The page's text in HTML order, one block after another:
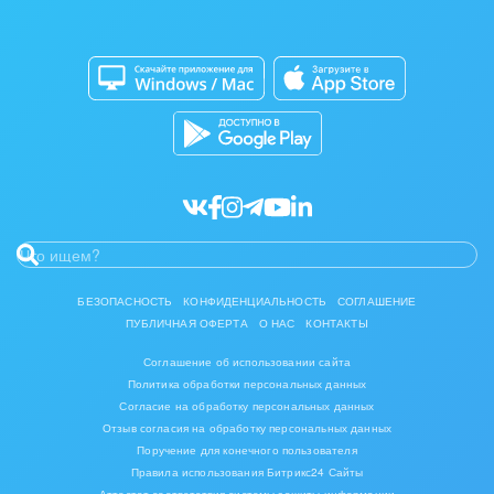
Инвестиционный бизнес
Интерьер, дизайн, декор
Консалтинговые и управленческие услуги
Мебель, лес, деревообработка
Медицина и фармацевтика
Металлургия
Кибербезопасность
Битрикс24 Маркет
Разработчикам приложений
БЕЗОПАСНОСТЬ КОНФИДЕНЦИАЛЬНОСТЬ
СОГЛАШЕНИЕ
ПУБЛИЧНАЯ ОФЕРТА
О НАС КОНТАКТЫ
Соглашение об использовании сайта
Политика обработки персональных данных
Согласие на обработку персональных данных
Отзыв согласия на обработку персональных данных
Поручение для конечного пользователя
Правила использования Битрикс24 Сайты